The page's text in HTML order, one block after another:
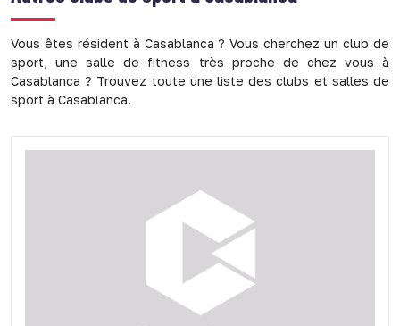
Vous êtes résident à Casablanca ? Vous cherchez un club de
sport, une salle de fitness très proche de chez vous à
Casablanca ? Trouvez toute une liste des clubs et salles de
sport à Casablanca.